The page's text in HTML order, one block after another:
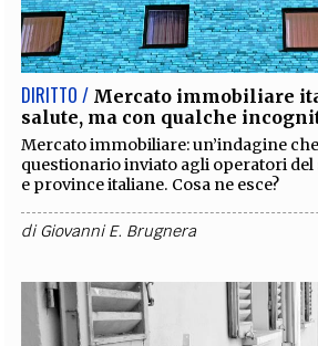
EXTRA
CODICI RUBRICHE LIBRI PROCEEDINGS
SOCIAL MEDIA
DIRITTO / Mercato immobiliare
salute, ma con qualche
Mercato immobiliare: un’indagine
questionario inviato agli operatori del
e province italiane. Cosa ne esce?
diGiovanni E. Brugnera